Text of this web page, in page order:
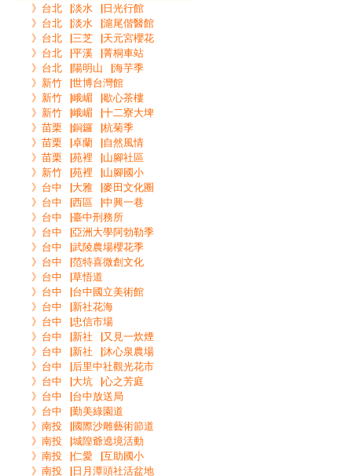
》台北▕淡水▕日光行館
》台北▕淡水▕滬尾偕醫館
》台北▕三芝▕天元宮櫻花
》台北▕平溪▕菁桐車站
》台北▕陽明山▕海芋季
》新竹▕世博台灣館
》新竹▕峨嵋▕歇心茶樓
》新竹▕峨嵋▕十二寮大埤
》苗栗▕銅鑼▕杭菊季
》苗栗▕卓蘭▕自然風情
》苗栗▕苑裡▕山腳社區
》新竹▕苑裡▕山腳國小
》台中▕大雅▕麥田文化圈
》台中▕西區▕中興一巷
》台中▕臺中刑務所
》台中▕亞洲大學阿勃勒季
》台中▕武陵農場櫻花季
》台中▕范特喜微創文化
》台中▕草悟道
》台中▕台中國立美術館
》台中▕新社花海
》台中▕忠信市場
》台中▕新社▕又見一炊煙
》台中▕新社▕沐心泉農場
》台中▕后里中社觀光花市
》台中▕大坑▕心之芳庭
》台中▕台中放送局
》台中▕勤美綠園道
》南投▕國際沙雕藝術節道
》南投▕城隍爺遶境活動
》南投▕仁愛▕互助國小
》南投▕日月潭頭社活盆地